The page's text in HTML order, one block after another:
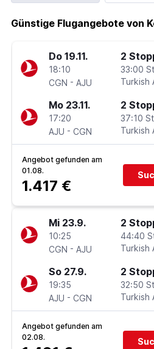
Günstige Flugangebote von
Do 19.11.
18:10
CGN - AJU
2
33:00
Turkish
Mo 23.11.
17:20
AJU - CGN
2
37:10
Turkish
Angebot gefunden am
01.08.
1.417 €
Mi 23.9.
10:25
CGN - AJU
2
44:40
Turkish
So 27.9.
19:35
AJU - CGN
2
32:50
Turkish
Angebot gefunden am
02.08.